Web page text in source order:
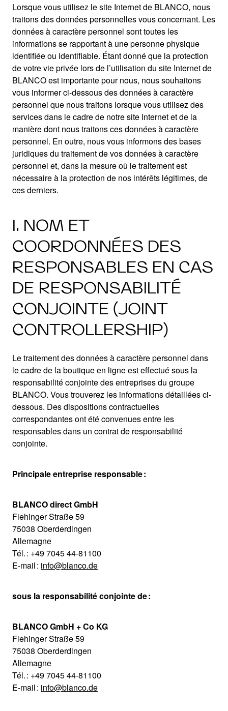
Lorsque vous utilisez le site Internet de BLANCO, nous
traitons des données personnelles vous concernant. Les
données à caractère personnel sont toutes les
informations se rapportant à une personne physique
identifiée ou identifiable. Étant donné que la protection
de votre vie privée lors de l’utilisation du site Internet de
BLANCO est importante pour nous, nous souhaitons
vous informer ci-dessous des données à caractère
personnel que nous traitons lorsque vous utilisez des
services dans le cadre de notre site Internet et de la
manière dont nous traitons ces données à caractère
personnel. En outre, nous vous informons des bases
juridiques du traitement de vos données à caractère
personnel et, dans la mesure où le traitement est
nécessaire à la protection de nos intérêts légitimes, de
ces derniers.
I. NOM ET
COORDONNÉES DES
RESPONSABLES EN CAS
DE RESPONSABILITÉ
CONJOINTE (JOINT
CONTROLLERSHIP)
Le traitement des données à caractère personnel dans
le cadre de la boutique en ligne est effectué sous la
responsabilité conjointe des entreprises du groupe
BLANCO. Vous trouverez les informations détaillées ci-
dessous. Des dispositions contractuelles
correspondantes ont été convenues entre les
responsables dans un contrat de responsabilité
conjointe.
Principale entreprise responsable :
BLANCO direct GmbH
Flehinger Straße 59
75038 Oberderdingen
Allemagne
Tél. : +49 7045 44-81100
E-mail : info@blanco.de
sous la responsabilité conjointe de :
BLANCO GmbH + Co KG
Flehinger Straße 59
75038 Oberderdingen
Allemagne
Tél. : +49 7045 44-81100
E-mail : info@blanco.de